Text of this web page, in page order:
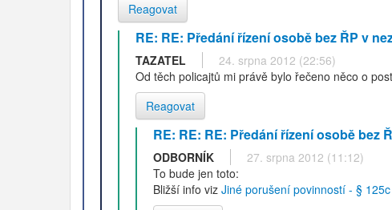
Reagovat
RE: RE: Předání řízení osobě bez ŘP v
TAZATEL
24. srpna 2012 (22:56)
Od těch policajtů mi právě bylo řečeno něco o
Reagovat
RE: RE: RE: Předání řízení osobě bez
ODBORNÍK
27. srpna 2012 (11:12)
To bude jen toto:
Bližší info viz Jiné porušení povinností - §